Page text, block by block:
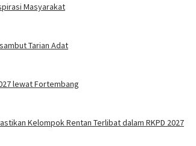
Masyarakat
Tarian Adat
lewat Fortembang
Kelompok Rentan Terlibat dalam RKPD 2027